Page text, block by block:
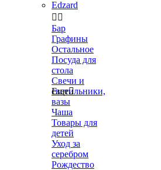
Edzard
 
Бар
Графины
Остальное
Посуда для
стола
Свечи и
светильники,
вазы
Чаша
Товары для
детей
Уход за
серебром
Рождество
Еще